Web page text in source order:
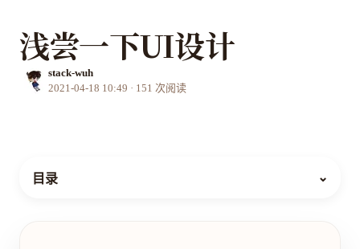
浅尝一下UI设计
stack-wuh
2021-04-18 10:49 · 151 次阅读
目录 ⌄